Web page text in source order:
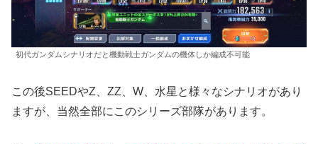
初代ガンダムシナリオだと機動戦士ガンダムの機体しか編成不可能
この後SEEDやZ、ZZ、W、水星と様々なシナリオがあり
ますが、当然全部にこのシリーズ部隊があります。